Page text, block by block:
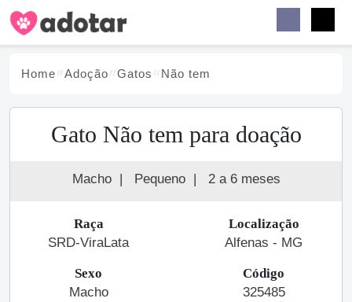
Home Adoção Gatos Não tem
Gato Não tem para doação
Macho | Pequeno | 2 a 6 meses
Raça
SRD-ViraLata
Localização
Alfenas - MG
Sexo
Macho
Código
325485